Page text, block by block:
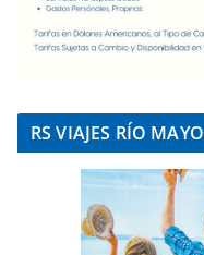
RS VIAJES RÍO MAYO